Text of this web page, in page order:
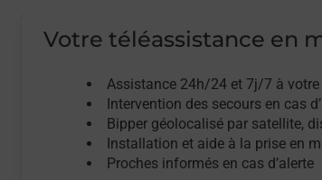
Votre téléassistance en
Assistance 24h/24 et 7j/7 à
Intervention des secours en cas
Bipper géolocalisé par satellite,
Installation et aide à la prise en
Proches informés en cas d’alerte